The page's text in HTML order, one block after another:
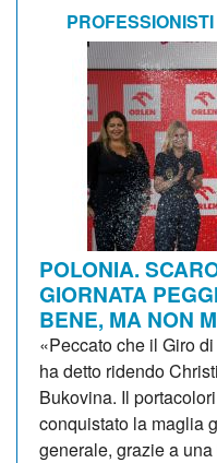
PROFESSIONISTI
POLONIA.
GIORNATA
BENE, MA NON
«Peccato che il Giro
ha detto ridendo
Bukovina. Il
conquistato la maglia
generale, grazie a